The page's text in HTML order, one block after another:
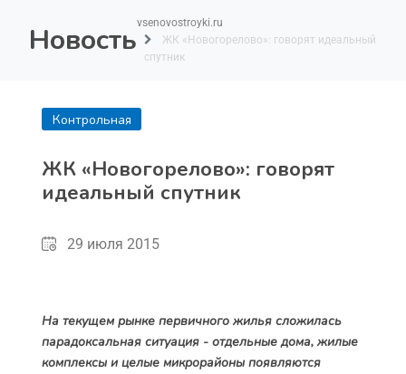
Новостьvsenovostroyki.ru
ЖК «Новогорелово»: говорят идеальный
спутник
Контрольная
ЖК «Новогорелово»: говорят
идеальный спутник
29 июля 2015
На текущем рынке первичного жилья сложилась
парадоксальная ситуация - отдельные дома, жилые
комплексы и целые микрорайоны появляются